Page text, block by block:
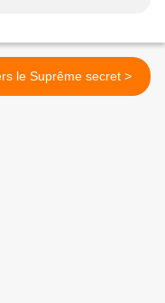
Vers le Suprême secret >